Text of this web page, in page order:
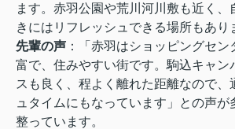
ます。赤羽公園や荒川河川敷も近く、
きにはリフレッシュできる場所もあり
先輩の声 ：「赤羽はショッピングセ
富で、住みやすい街です。駒込キャン
スも良く、程よく離れた距離なので、
ュタイムにもなっています」との声が
整っています。